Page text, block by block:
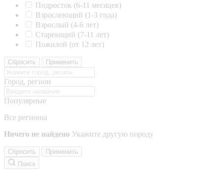
Подросток (6-11 месяцев)
Взрослеющий (1-3 года)
Взрослый (4-6 лет)
Стареющий (7-11 лет)
Пожилой (от 12 лет)
Сбросить Применить
Город, регион
Популярные
Все регионы
Ничего не найдено Укажите другую породу
Сбросить
Применить
Поиск